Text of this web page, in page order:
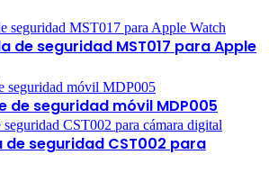
de seguridad MST017 para Apple
de seguridad móvil MDP005
de seguridad CST002 para